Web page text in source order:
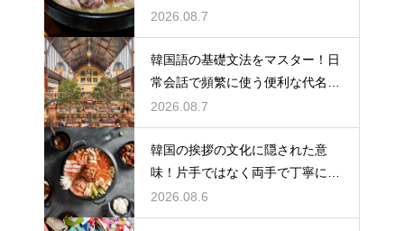
わりの特徴
2026.08.7
韓国語の基礎文法をマスター！日
常会話で頻繁に使う便利な代名詞
の一覧
2026.08.7
韓国の挨拶の文化に隠された意
味！片手ではなく両手で丁寧に握
手する理由
2026.08.6